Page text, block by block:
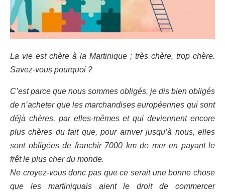
La vie est chère à la Martinique ; très chère, trop chère.
Savez-vous pourquoi ?
C’est parce que nous sommes obligés, je dis bien obligés
de n’acheter que les marchandises européennes qui sont
déjà chères, par elles-mêmes et qui deviennent encore
plus chères du fait que, pour arriver jusqu’à nous, elles
sont obligées de franchir 7000 km de mer en payant le
frêt le plus cher du monde.
Ne croyez-vous donc pas que ce serait une bonne chose
que les martiniquais aient le droit de commercer